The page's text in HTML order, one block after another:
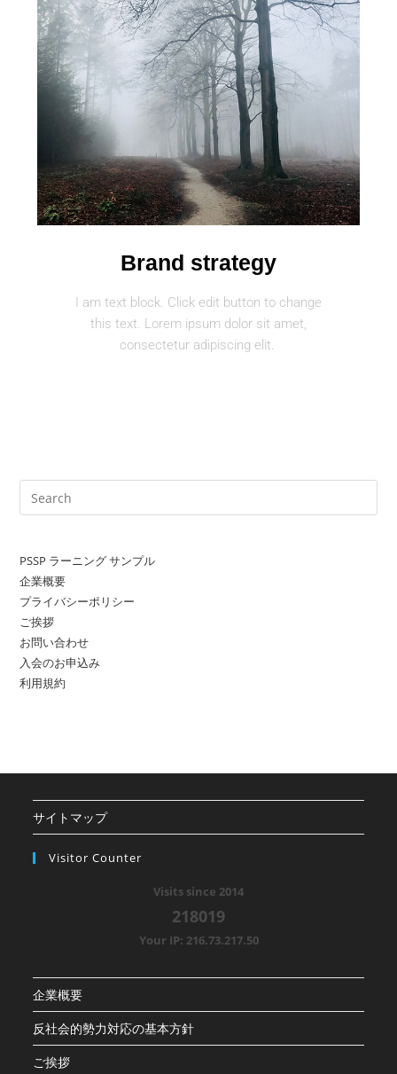
Brand strategy
I am text block. Click edit button to change
this text. Lorem ipsum dolor sit amet,
consectetur adipiscing elit.
PSSP ラーニング サンプル
企業概要
プライバシーポリシー
ご挨拶
お問い合わせ
入会のお申込み
利用規約
サイトマップ
Visitor Counter
Visits since 2014
218019
Your IP: 216.73.217.50
企業概要
反社会的勢力対応の基本方針
ご挨拶